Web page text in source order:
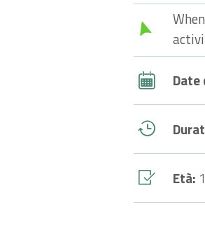
Date
Età: